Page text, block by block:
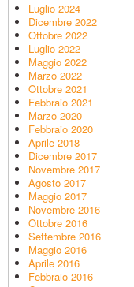
Luglio 2024
Dicembre 2022
Ottobre 2022
Luglio 2022
Maggio 2022
Marzo 2022
Ottobre 2021
Febbraio 2021
Marzo 2020
Febbraio 2020
Aprile 2018
Dicembre 2017
Novembre 2017
Agosto 2017
Maggio 2017
Novembre 2016
Ottobre 2016
Settembre 2016
Maggio 2016
Aprile 2016
Febbraio 2016